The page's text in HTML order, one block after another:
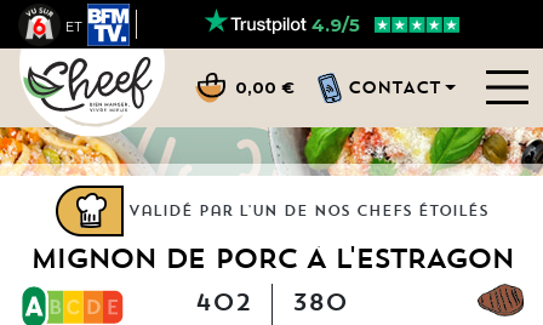
ET 4.9/5
0,00 € CONTACT
Validé par l'un de nos chefs étoilés
MIGNON DE PORC À L'ESTRAGON
402 380